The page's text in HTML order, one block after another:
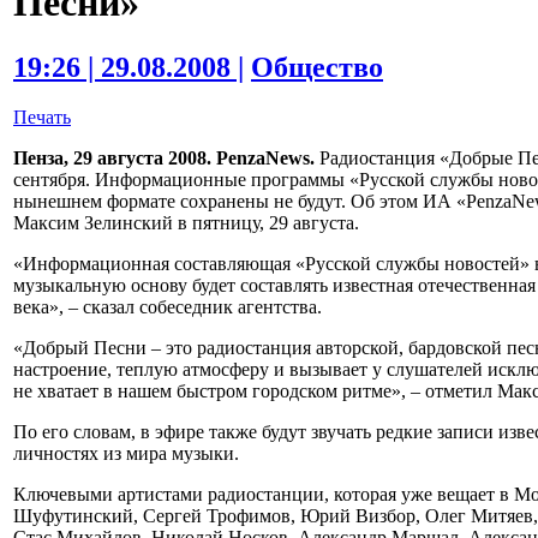
19:26 | 29.08.2008 | Общество
Печать
Пенза, 29 августа 2008. PenzaNews. Радиостанция «Добрые
сентября. Информационные программы «Русской службы
нынешнем формате сохранены не будут. Об этом ИА
Максим Зелинский в пятницу, 29 августа.
«Информационная составляющая «Русской службы
музыкальную основу будет составлять известная
века», – сказал собеседник агентства.
«Добрый Песни – это радиостанция авторской, бардовской
настроение, теплую атмосферу и вызывает у слушателей
не хватает в нашем быстром городском ритме», – отметил
По его словам, в эфире также будут звучать редкие записи
личностях из мира музыки.
Ключевыми артистами радиостанции, которая уже вещает в
Шуфутинский, Сергей Трофимов, Юрий Визбор, Олег